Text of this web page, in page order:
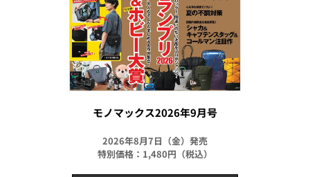
モノマックス2026年9月号
2026年8月7日（金）発売
特別価格：1,480円（税込）